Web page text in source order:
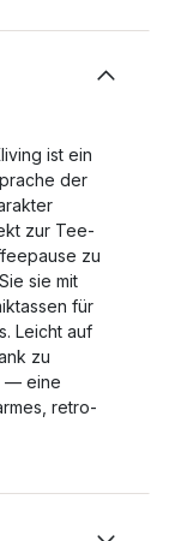
ist ein
der
zur Tee-
zu
sie mit
für
Leicht auf
zu
— eine
retro-